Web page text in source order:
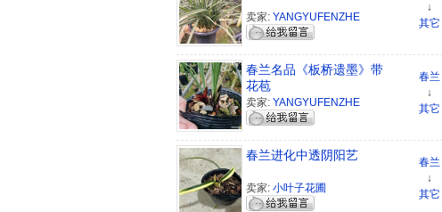
卖家: YANGYUFENZHE
↓
其它
春兰名品《板桥遗墨》带
花苞
卖家: YANGYUFENZHE
春兰
↓
其它
春兰进化中透阴阳艺
卖家: 小叶子花圃
春兰
↓
其它